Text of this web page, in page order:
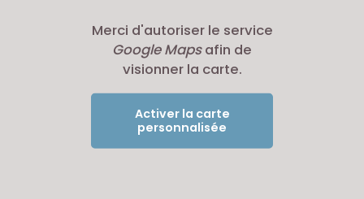
Merci d'autoriser le service
Google Mapsafin de
visionner la carte.
Activer la carte
personnalisée